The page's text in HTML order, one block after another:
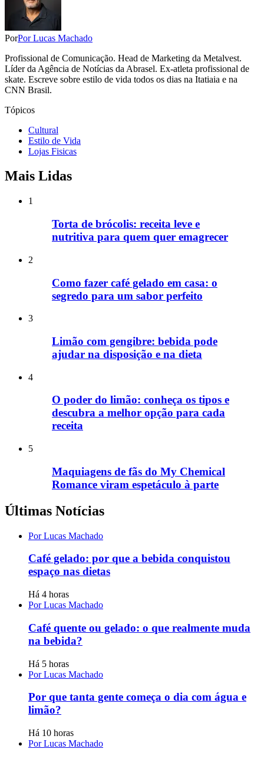
PorPor Lucas Machado
Profissional de Comunicação. Head de Marketing da Metalvest.
Líder da Agência de Notícias da Abrasel. Ex-atleta profissional de
skate. Escreve sobre estilo de vida todos os dias na Itatiaia e na
CNN Brasil.
Tópicos
Cultural
Estilo de Vida
Lojas Fisicas
Mais Lidas
1
Torta de brócolis: receita leve e
nutritiva para quem quer emagrecer
2
Como fazer café gelado em casa: o
segredo para um sabor perfeito
3
Limão com gengibre: bebida pode
ajudar na disposição e na dieta
4
O poder do limão: conheça os tipos e
descubra a melhor opção para cada
receita
5
Maquiagens de fãs do My Chemical
Romance viram espetáculo à parte
Últimas Notícias
Por Lucas Machado
Café gelado: por que a bebida conquistou
espaço nas dietas
Há 4 horas
Por Lucas Machado
Café quente ou gelado: o que realmente muda
na bebida?
Há 5 horas
Por Lucas Machado
Por que tanta gente começa o dia com água e
limão?
Há 10 horas
Por Lucas Machado